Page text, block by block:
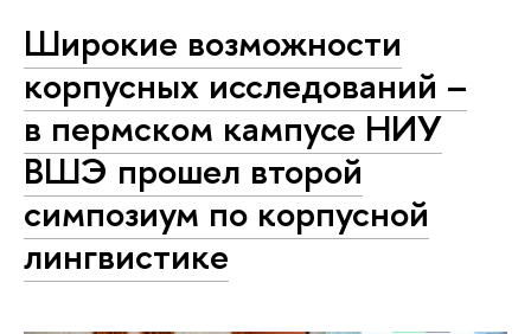
Широкие возможности
корпусных исследований –
в пермском кампусе НИУ
ВШЭ прошел второй
симпозиум по корпусной
лингвистике